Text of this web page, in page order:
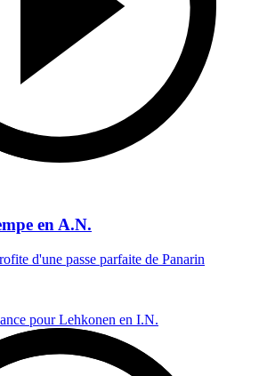
en A.N.
d'une passe parfaite de Panarin